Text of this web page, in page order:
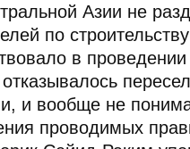
Азии не
по
в
и вообще не
проводимых